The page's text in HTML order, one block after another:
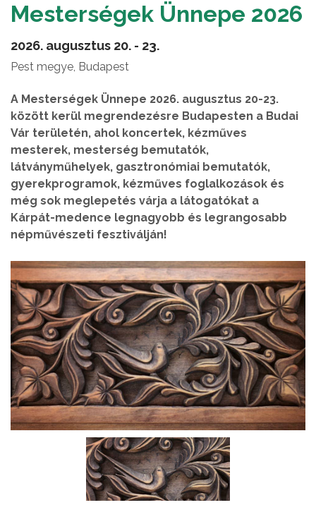
Mesterségek Ünnepe 2026
2026. augusztus 20. - 23.
Pest megye, Budapest
A Mesterségek Ünnepe 2026. augusztus 20-23.
között kerül megrendezésre Budapesten a Budai
Vár területén, ahol koncertek, kézműves
mesterek, mesterség bemutatók,
látványműhelyek, gasztronómiai bemutatók,
gyerekprogramok, kézműves foglalkozások és
még sok meglepetés várja a látogatókat a
Kárpát-medence legnagyobb és legrangosabb
népművészeti fesztiválján!